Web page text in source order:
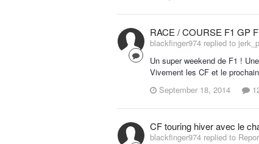
RACE / COURSE F1 GP
blackfinger974 replied to
Un super weekend de F1 !
Vivement les CF et le
September 18, 2014
CF touring hiver avec le
blackfinger974 replied to